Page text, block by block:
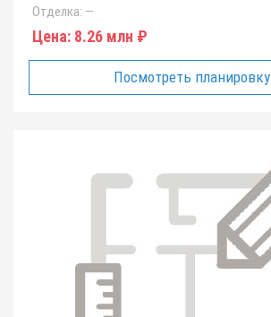
Отделка: —
Цена: 8.26 млн ₽
Посмотреть планировку